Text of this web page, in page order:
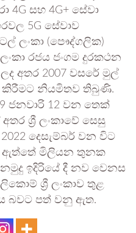
4G සහ 4G+ සේවා
5G සේවාව
ලංකා (පෞද්ගලික)
රජය ජංගම දුරකථන
අතර 2007 වසරේ මුල්
කිරීමට නියමිතව තිබුණි.
ජනවාරි 12 වන තෙක්
ශ්‍රී ලංකාවේ සෙසු
දෙසැම්බර් වන විට
ඇත්තේ මිලියන තුනක
ඉදිරියේ දී නව වෙනස
ශ්‍රී ලංකාව තුළ
බවට පත් වනු ඇත.